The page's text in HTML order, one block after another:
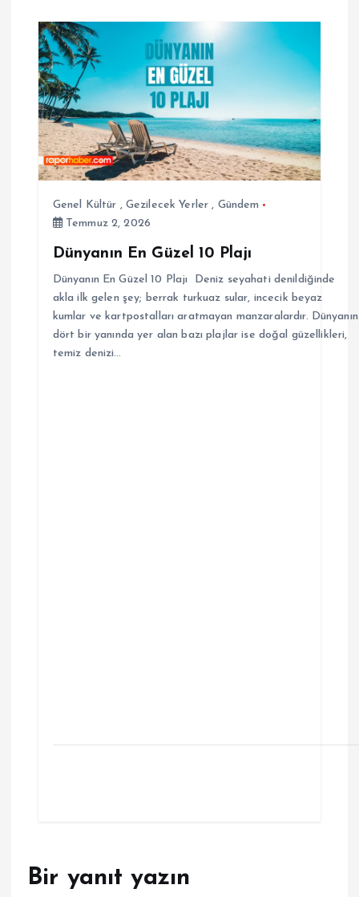
Genel Kültür , Gezilecek Yerler , Gündem
Temmuz 2, 2026
Dünyanın En Güzel 10 Plajı
Dünyanın En Güzel 10 Plajı Deniz seyahati denildiğinde
akla ilk gelen şey; berrak turkuaz sular, incecik beyaz
kumlar ve kartpostalları aratmayan manzaralardır. Dünyanın
dört bir yanında yer alan bazı plajlar ise doğal güzellikleri,
temiz denizi…
Bir yanıt yazın